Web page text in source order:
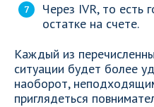
Через IVR, то есть
остатке на счете.
Каждый из
ситуации будет более
наоборот,
приглядеться